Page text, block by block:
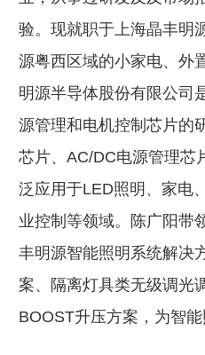
验。现就职于上海晶丰明
源粤西区域的小家电、外
明源半导体股份有限公司
源管理和电机控制芯片的
芯片、 AC/DC电源管理芯
泛应用于LED照明、家电
业控制等领域。陈广阳带
丰明源智能照明系统解决
案、隔离灯具类无级调光
BOOST升压方案，为智